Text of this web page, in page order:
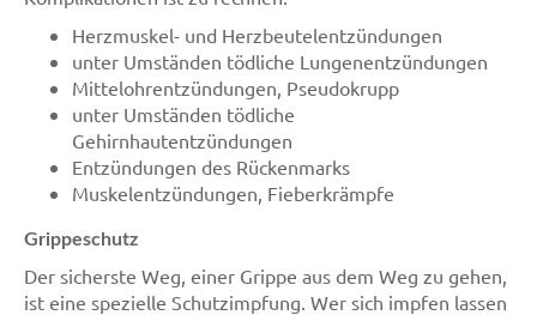
Herzmuskel- und Herzbeutelentzündungen
unter Umständen tödliche Lungenentzündungen
Mittelohrentzündungen, Pseudokrupp
unter Umständen tödliche
Gehirnhautentzündungen
Entzündungen des Rückenmarks
Muskelentzündungen, Fieberkrämpfe
Grippeschutz
Der sicherste Weg, einer Grippe aus dem Weg zu gehen,
ist eine spezielle Schutzimpfung. Wer sich impfen lassen